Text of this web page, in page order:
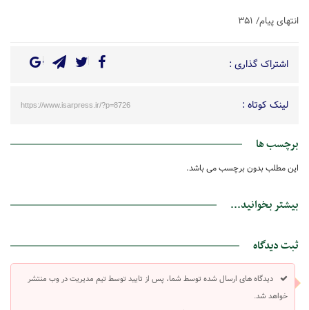
انتهای پیام/ ۳۵۱
اشتراک گذاری :
لینک کوتاه : https://www.isarpress.ir/?p=8726
برچسب ها
این مطلب بدون برچسب می باشد.
بیشتر بخوانید...
ثبت دیدگاه
دیدگاه های ارسال شده توسط شما، پس از تایید توسط تیم مدیریت در وب منتشر
خواهد شد.